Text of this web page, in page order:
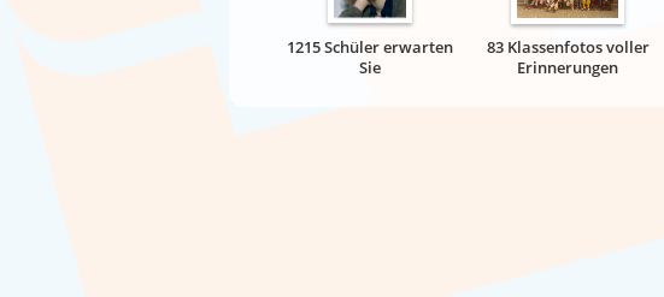
1215 Schüler erwarten
Sie
83 Klassenfotos voller
Erinnerungen